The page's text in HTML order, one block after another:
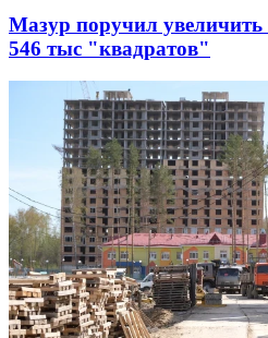
Мазур поручил увеличить
546 тыс "квадратов"